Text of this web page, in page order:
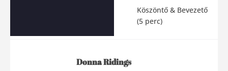
Köszöntő & Bevezető
(5 perc)
Donna Ridings